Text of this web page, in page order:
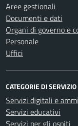
Aree gestionali
Documenti e dati
Organi di governo e
Personale
Uffici
CATEGORIE DI SERVIZIO
Servizi digitali e
Servizi educativi
Servizi per gli ospiti